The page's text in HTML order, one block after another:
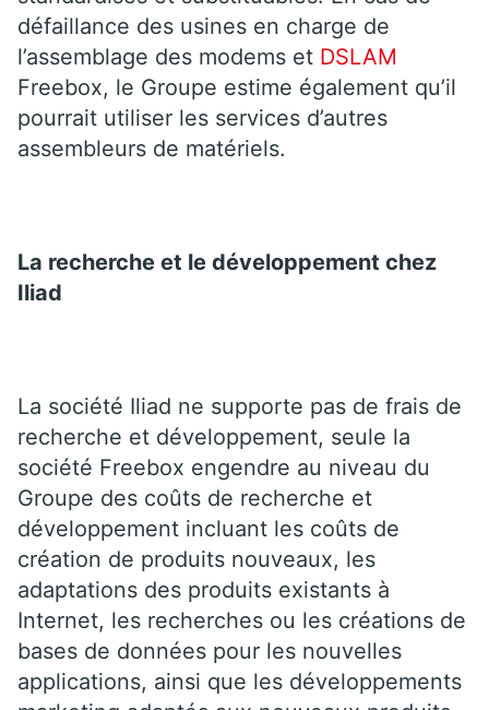
défaillance des usines en charge de
l’assemblage des modems et DSLAM
Freebox, le Groupe estime également qu’il
pourrait utiliser les services d’autres
assembleurs de matériels.
La recherche et le développement chez
Iliad
La société Iliad ne supporte pas de frais de
recherche et développement, seule la
société Freebox engendre au niveau du
Groupe des coûts de recherche et
développement incluant les coûts de
création de produits nouveaux, les
adaptations des produits existants à
Internet, les recherches ou les créations de
bases de données pour les nouvelles
applications, ainsi que les développements